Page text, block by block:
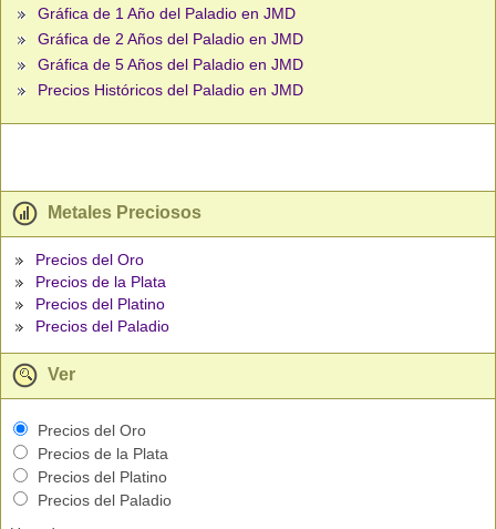
Gráfica de 1 Año del Paladio en JMD
Gráfica de 2 Años del Paladio en JMD
Gráfica de 5 Años del Paladio en JMD
Precios Históricos del Paladio en JMD
Metales Preciosos
Precios del Oro
Precios de la Plata
Precios del Platino
Precios del Paladio
Ver
Precios del Oro
Precios de la Plata
Precios del Platino
Precios del Paladio